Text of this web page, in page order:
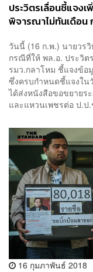
ประวิตรเลื่อนชี้แจง
พิจารณาไม่ทันเดือน
วันนี้ (16 ก.พ.) นายวร
กรณีที่ให้ พล.อ. ประวิต
รมว.กลาโหม ชี้แจงข้อ
ซึ่งครบกำหนดชี้แจงใน
ได้ส่งหนังสือขอขยายร
และแหวนเพชรต่อ ป.ป.
16 กุมภาพันธ์ 2018